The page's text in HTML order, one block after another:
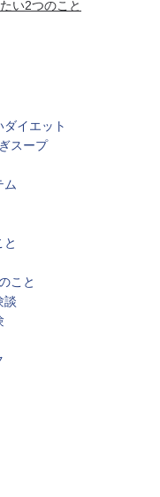
い2つのこと
イエット
スープ
ム
こと
談